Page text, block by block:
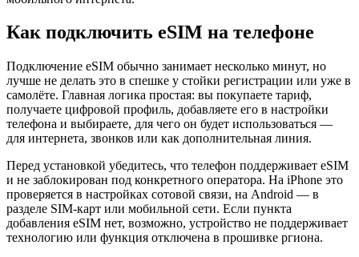
Как подключить eSIM на телефоне
Подключение eSIM обычно занимает несколько минут, но
лучше не делать это в спешке у стойки регистрации или уже в
самолёте. Главная логика простая: вы покупаете тариф,
получаете цифровой профиль, добавляете его в настройки
телефона и выбираете, для чего он будет использоваться —
для интернета, звонков или как дополнительная линия.
Перед установкой убедитесь, что телефон поддерживает eSIM
и не заблокирован под конкретного оператора. На iPhone это
проверяется в настройках сотовой связи, на Android — в
разделе SIM-карт или мобильной сети. Если пункта
добавления eSIM нет, возможно, устройство не поддерживает
технологию или функция отключена в прошивке ргиона.